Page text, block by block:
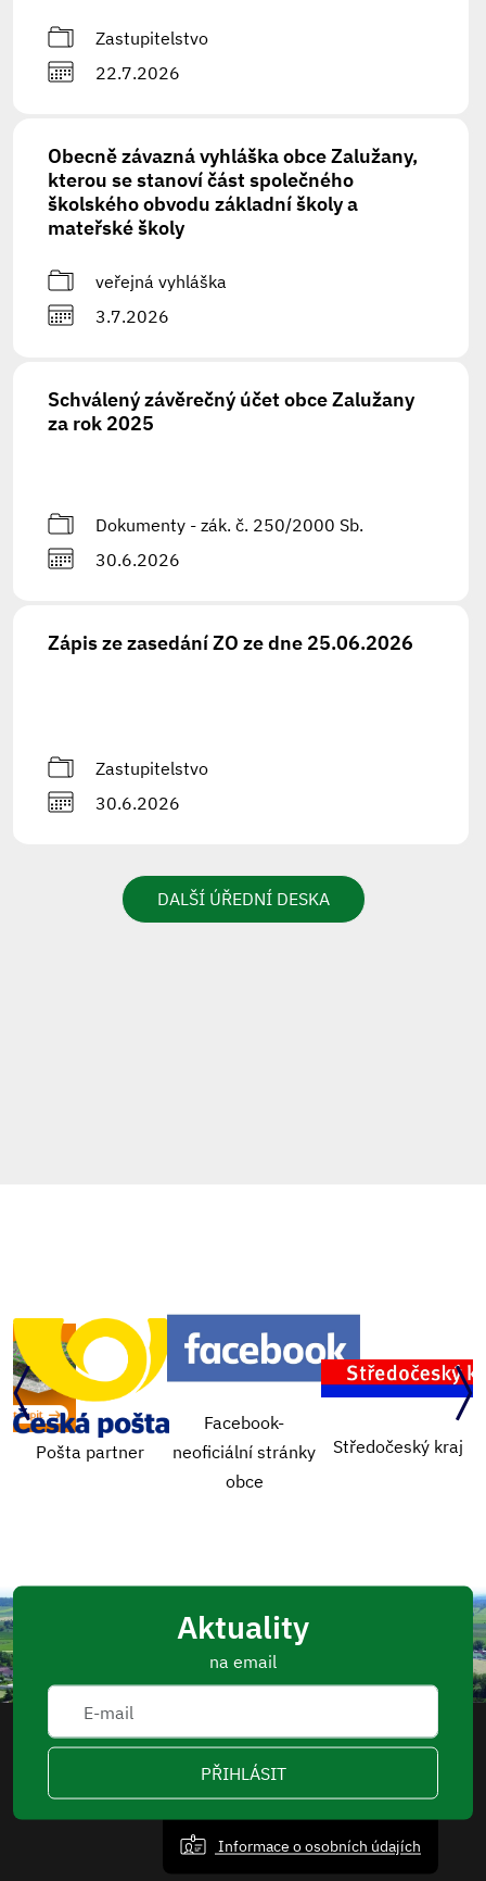
Zastupitelstvo
22.7.2026
Obecně závazná vyhláška obce Zalužany,
kterou se stanoví část společného
školského obvodu základní školy a
mateřské školy
veřejná vyhláška
3.7.2026
Schválený závěrečný účet obce Zalužany
za rok 2025
Dokumenty - zák. č. 250/2000 Sb.
30.6.2026
Zápis ze zasedání ZO ze dne 25.06.2026
Zastupitelstvo
30.6.2026
DALŠÍ ÚŘEDNÍ DESKA
Facebook-
neoficiální stránky
Středočeský kraj Návštěva lékaře
Aktuality
na email
PŘIHLÁSIT
Informace o osobních údajích